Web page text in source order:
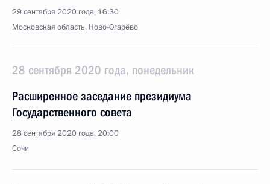
29 сентября 2020 года, 16:30
Московская область, Ново-Огарёво
28 сентября 2020 года, понедельник
Расширенное заседание президиума
Государственного совета
28 сентября 2020 года, 20:00
Сочи